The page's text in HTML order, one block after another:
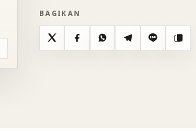
BAGIKAN
X FacebookWhatsAppTelegramLine Salin